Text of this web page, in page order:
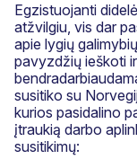
Egzistuojanti
atžvilgiu, vis dar
apie lygių
pavyzdžių ieškoti
susitiko su
kurios pasidalino
įtraukią darbo
susitikimų: